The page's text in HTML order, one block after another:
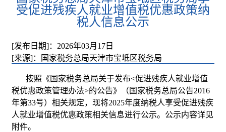
受促进残疾人就业增值税优惠政策纳
税人信息公示
[发布日期]：2026年03月17日
[来源]：国家税务总局天津市宝坻区税务局
按照《国家税务总局关于发布<促进残疾人就业增值
税优惠政策管理办法>的公告》（国家税务总局公告2016
年第33号）相关规定，现将2025年度纳税人享受促进残疾
人就业增值税优惠政策相关信息进行公示。公示内容详见
附件。